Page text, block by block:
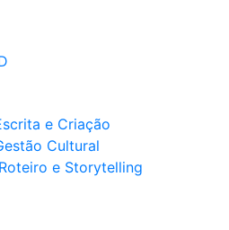
e Criação
Cultural
e Storytelling